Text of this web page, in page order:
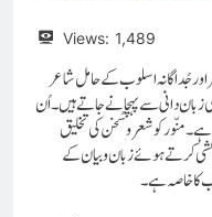
Views: 1,489
اورجُداگانہ اسلوب کے حامل شاعر
دانی سے پہچانے جاتے ہیں۔ اُن
منّور کو شعر و سُخن کی تخلیق
کرتے ہوئے زبان و بیان کے
کا خاصہ ہے۔